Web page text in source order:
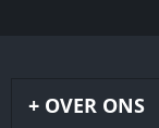
OVER ONS